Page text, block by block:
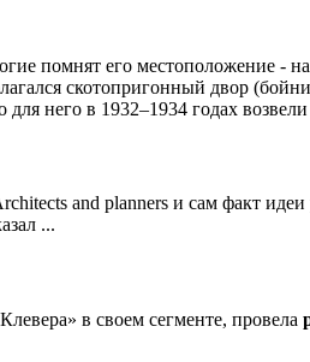
помнят его местоположение -
скотопригонный двор
него в 1932–1934 годах возвели
and planners и сам факт идеи
...
в своем сегменте, провела